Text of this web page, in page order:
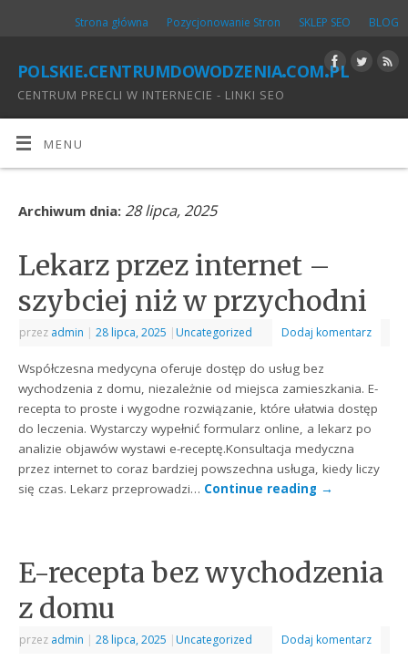
Strona główna Pozycjonowanie Stron SKLEP SEO BLOG
polskie.centrumdowodzenia.com.pl
CENTRUM PRECLI W INTERNECIE - LINKI SEO
MENU
Archiwum dnia: 28 lipca, 2025
Lekarz przez internet –
szybciej niż w przychodni
przez admin | 28 lipca, 2025 | Uncategorized Dodaj komentarz
Współczesna medycyna oferuje dostęp do usług bez
wychodzenia z domu, niezależnie od miejsca zamieszkania. E-
recepta to proste i wygodne rozwiązanie, które ułatwia dostęp
do leczenia. Wystarczy wypełnić formularz online, a lekarz po
analizie objawów wystawi e-receptę.Konsultacja medyczna
przez internet to coraz bardziej powszechna usługa, kiedy liczy
się czas. Lekarz przeprowadzi… Continue reading →
E-recepta bez wychodzenia
z domu
przez admin | 28 lipca, 2025 | Uncategorized Dodaj komentarz